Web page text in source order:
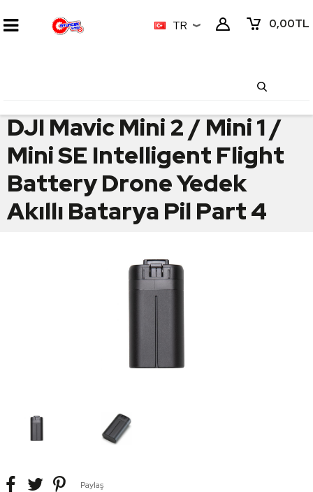
0,00TL
TR
DJI Mavic Mini 2 / Mini 1 /
Mini SE Intelligent Flight
Battery Drone Yedek
Akıllı Batarya Pil Part 4
Paylaş